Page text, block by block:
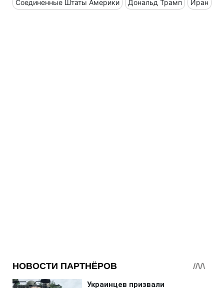
Соединенные Штаты Америки Дональд Трамп Иран